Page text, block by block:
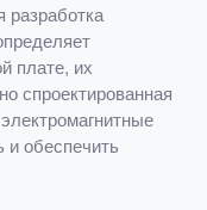
плате, их
спроектированная
и обеспечить